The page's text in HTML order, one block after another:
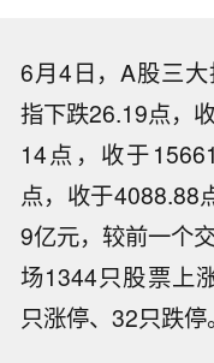
6月4日，A股三
指下跌26.19点，
14点，收于
点，收于4088.88
9亿元，较前一个
场1344只股票上
只涨停、32只跌停。